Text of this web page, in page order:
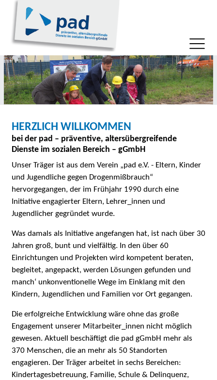
HERZLICH WILLKOMMEN
bei der pad – präventive, altersübergreifende
Dienste im sozialen Bereich – gGmbH
Unser Träger ist aus dem Verein „pad e.V. - Eltern, Kinder
und Jugendliche gegen Drogenmißbrauch“
hervorgegangen, der im Frühjahr 1990 durch eine
Initiative engagierter Eltern, Lehrer_innen und
Jugendlicher gegründet wurde.
Was damals als Initiative angefangen hat, ist nach über 30
Jahren groß, bunt und vielfältig. In den über 60
Einrichtungen und Projekten wird kompetent beraten,
begleitet, angepackt, werden Lösungen gefunden und
manch‘ unkonventionelle Wege im Einklang mit den
Kindern, Jugendlichen und Familien vor Ort gegangen.
Die erfolgreiche Entwicklung wäre ohne das große
Engagement unserer Mitarbeiter_innen nicht möglich
gewesen. Aktuell beschäftigt die pad gGmbH mehr als
370 Menschen, die an mehr als 50 Standorten
engagieren. Der Träger arbeitet in sechs Bereichen:
Kindertagesbetreuung, Familie, Schule & Delinquenz,